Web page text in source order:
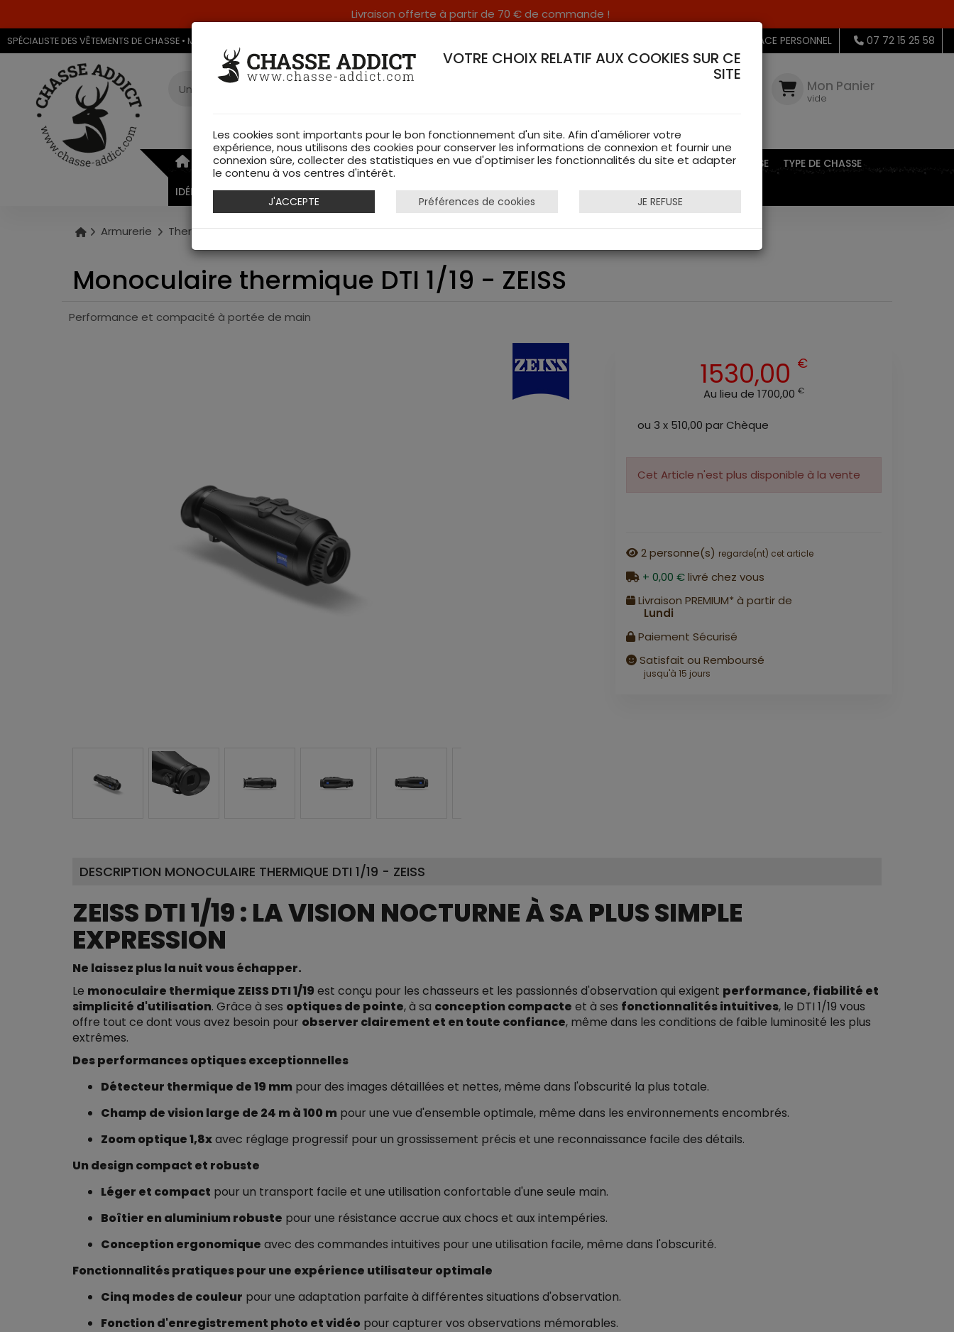
Livraison offerte à partir de 70 € de commande !
SPÉCIALISTE DES VÊTEMENTS DE CHASSE • MAGASIN DE CHASSE & ARMURERIE DANS LES VOSGES & SUR INTERNET MON ESPACE PERSONNEL 07 72 15 25 58
Mon Panier
vide
ARMURERIE VÊTEMENTS DE CHASSE RAYON FEMME CHAUSSURES ACCESSOIRES EQUIPEMENTS DE CHASSE
TYPE DE CHASSE
IDÉES CADEAUX
Armurerie Thermiques Monoculaire thermique DTI 1/19 - ZEISS
Monoculaire thermique DTI 1/19 - ZEISS
Performance et compacité à portée de main
1530,00 €
Au lieu de 1700,00 €
ou 3 x 510,00 par Chèque
Cet Article n'est plus disponible à la vente
2personne(s) regarde(nt) cet article
+ 0,00 €livré chez vous
Livraison PREMIUM* à partir de
Lundi
Paiement Sécurisé
Satisfait ou Remboursé
jusqu'à 15 jours
DESCRIPTION MONOCULAIRE THERMIQUE DTI 1/19 - ZEISS
ZEISS DTI 1/19 : LA VISION NOCTURNE À SA PLUS SIMPLE
EXPRESSION
Ne laissez plus la nuit vous échapper.
Le monoculaire thermique ZEISS DTI 1/19 est conçu pour les chasseurs et les passionnés d'observation qui exigent performance, fiabilité et
simplicité d'utilisation. Grâce à ses optiques de pointe, à sa conception compacte et à ses fonctionnalités intuitives, le DTI 1/19 vous
offre tout ce dont vous avez besoin pour observer clairement et en toute confiance, même dans les conditions de faible luminosité les plus
extrêmes.
Des performances optiques exceptionnelles
Détecteur thermique de 19 mm pour des images détaillées et nettes, même dans l'obscurité la plus totale.
Champ de vision large de 24 m à 100 m pour une vue d'ensemble optimale, même dans les environnements encombrés.
Zoom optique 1,8xavec réglage progressif pour un grossissement précis et une reconnaissance facile des détails.
Un design compact et robuste
Léger et compact pour un transport facile et une utilisation confortable d'une seule main.
Boîtier en aluminium robuste pour une résistance accrue aux chocs et aux intempéries.
Conception ergonomique avec des commandes intuitives pour une utilisation facile, même dans l'obscurité.
Fonctionnalités pratiques pour une expérience utilisateur optimale
Cinq modes de couleur pour une adaptation parfaite à différentes situations d'observation.
Fonction d'enregistrement photo et vidéo pour capturer vos observations mémorables.
VOTRE CHOIX RELATIF AUX COOKIES SUR CE
SITE
Les cookies sont importants pour le bon fonctionnement d'un site. Afin d'améliorer votre
expérience, nous utilisons des cookies pour conserver les informations de connexion et fournir une
connexion sûre, collecter des statistiques en vue d'optimiser les fonctionnalités du site et adapter
le contenu à vos centres d'intérêt.
J'ACCEPTE Préférences de cookies JE REFUSE